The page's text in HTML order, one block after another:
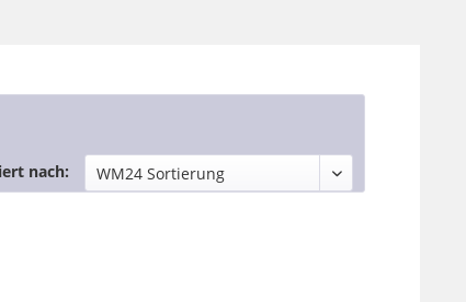
nach: